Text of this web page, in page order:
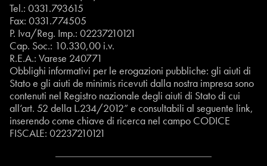
Tel.: 0331.793615
Fax: 0331.774505
P. Iva/Reg. Imp.: 02237210121
Cap. Soc.: 10.330,00 i.v.
R.E.A.: Varese 240771
Obblighi informativi per le erogazioni pubbliche: gli aiuti di
Stato e gli aiuti de minimis ricevuti dalla nostra impresa sono
contenuti nel Registro nazionale degli aiuti di Stato di cui
all’art. 52 della L.234/2012” e consultabili al seguente link,
inserendo come chiave di ricerca nel campo CODICE
FISCALE: 02237210121